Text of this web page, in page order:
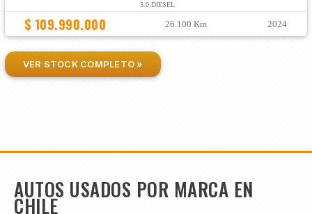
3.0 DIESEL
$ 109.990.000 26.100 Km 2024
VER STOCK COMPLETO »
AUTOS USADOS POR MARCA EN
CHILE